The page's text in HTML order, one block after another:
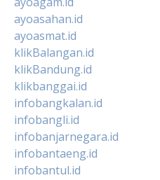
ayoasahan.id
ayoasmat.id
klikBalangan.id
klikBandung.id
klikbanggai.id
infobangkalan.id
infobangli.id
infobanjarnegara.id
infobantaeng.id
infobantul.id